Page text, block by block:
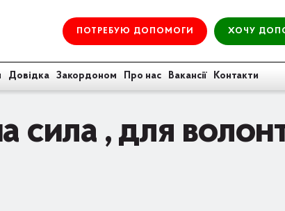
ПОТРЕБУЮ ДОПОМОГИ ХОЧУ
Довідка Закордоном Про нас Вакансії Контакти
, для